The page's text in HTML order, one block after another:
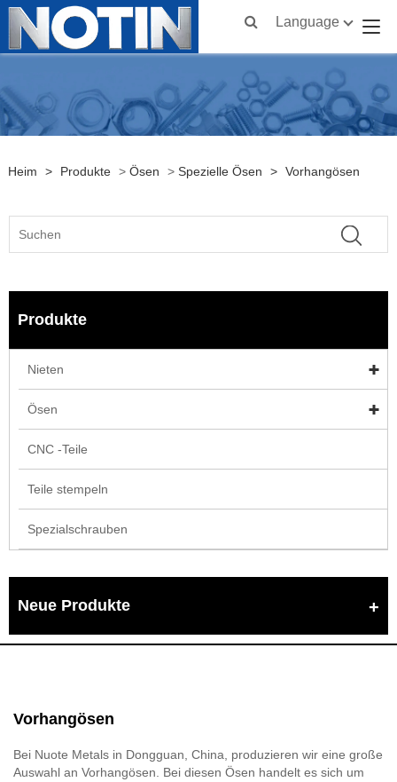
Language
Heim > Produkte > Ösen > Spezielle Ösen > Vorhangösen
Produkte
Nieten
Ösen
CNC -Teile
Teile stempeln
Spezialschrauben
Neue Produkte
Vorhangösen
Bei Nuote Metals in Dongguan, China, produzieren wir eine große
Auswahl an Vorhangösen. Bei diesen Ösen handelt es sich um